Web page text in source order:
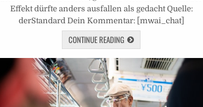
Effekt dürfte anders ausfallen als gedacht Quelle:
derStandard Dein Kommentar: [mwai_chat]
CONTINUE READING